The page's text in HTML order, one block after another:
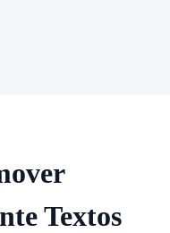
Textos